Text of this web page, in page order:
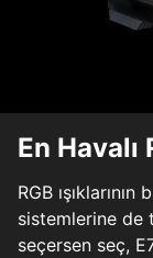
En Havalı
RGB
sistemlerine de
seçersen seç,